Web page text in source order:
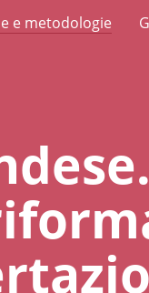
e metodologie